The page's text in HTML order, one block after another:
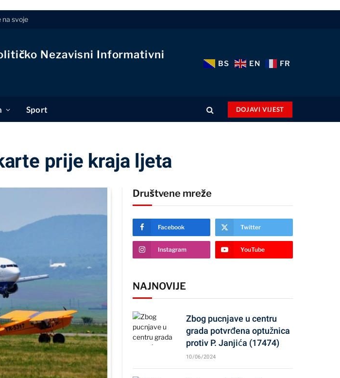
na svoje
Nezavisni Informativni
BS EN FR
Sport DOJAVI VIJEST
prije kraja ljeta
Društvene mreže
Facebook Twitter
Instagram YouTube
NAJNOVIJE
Zbog pucnjave u centru
grada potvrđena optužnica
protiv P. Janjića (17474)
10/06/2024